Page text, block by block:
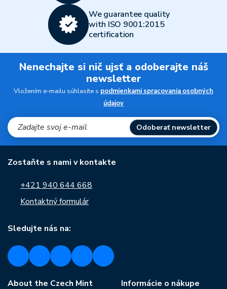
We guarantee quality
with ISO 9001:2015
certification
Nenechajte si nič ujsť a odoberajte náš
newsletter
Vložením e-mailu súhlasíte s podmienkami spracovania osobných
údajov
Odoberať newsletter
Zostaňte s nami v kontakte
+421 940 644 668
Kontaktný formulár
Sledujte nás na:
About the Czech Mint Informácie o nákupe